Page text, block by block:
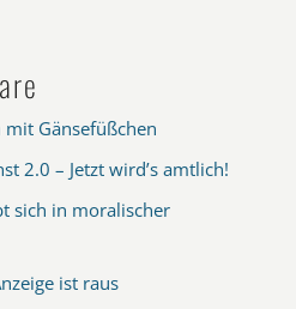
mit Gänsefüßchen
2.0 – Jetzt wird’s amtlich!
sich in moralischer
ist raus